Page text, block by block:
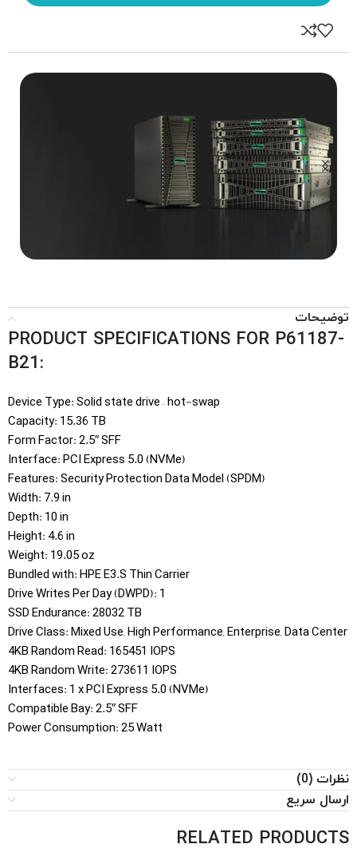
SERVERSتوضیحات
PRODUCT SPECIFICATIONS FOR P61187-
B21:
Device Type: Solid state drive – hot-swap
Capacity: 15.36 TB
Form Factor: 2.5″ SFF
Interface: PCI Express 5.0 (NVMe)
Features: Security Protection Data Model (SPDM)
Width: 7.9 in
Depth: 10 in
Height: 4.6 in
Weight: 19.05 oz
Bundled with: HPE E3.S Thin Carrier
Drive Writes Per Day (DWPD): 1
SSD Endurance: 28032 TB
Drive Class: Mixed Use, High Performance, Enterprise, Data Center
4KB Random Read: 165451 IOPS
4KB Random Write: 273611 IOPS
Interfaces: 1 x PCI Express 5.0 (NVMe)
Compatible Bay: 2.5″ SFF
Power Consumption: 25 Watt
نظرات (0)
ارسال سریع
RELATED PRODUCTS